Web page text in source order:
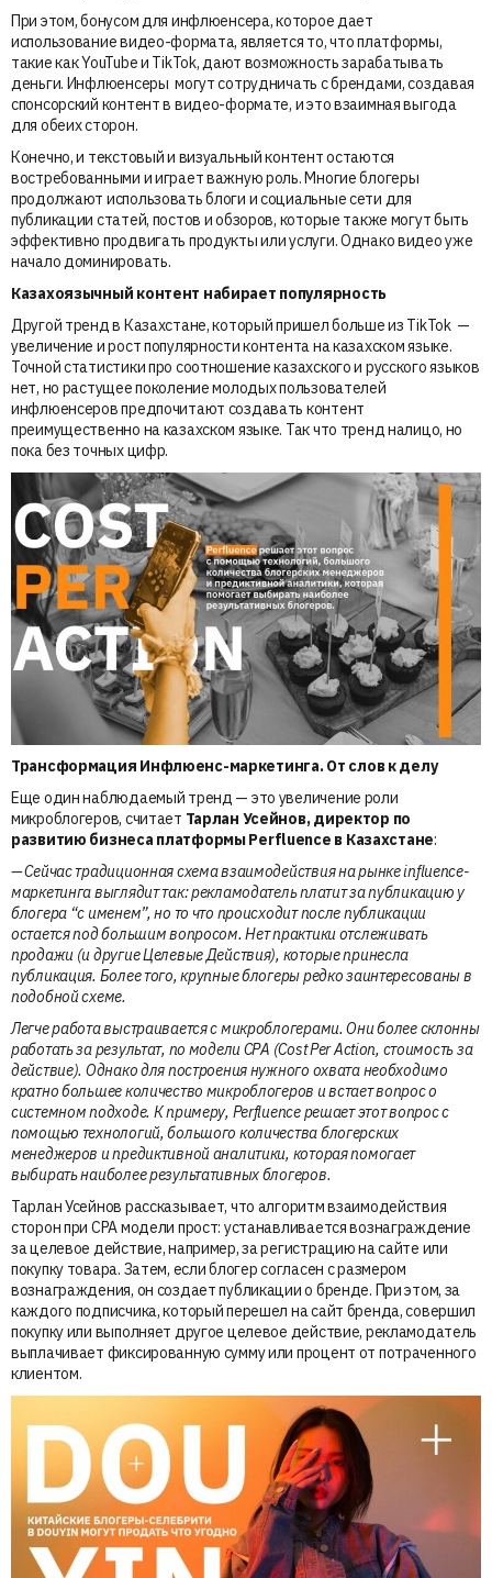
При этом, бонусом для инфлюенсера, которое дает
использование видео-формата, является то, что платформы,
такие как YouTube и TikTok, дают возможность зарабатывать
деньги. Инфлюенсеры могут сотрудничать с брендами, создавая
спонсорский контент в видео-формате, и это взаимная выгода
для обеих сторон.
Конечно, и текстовый и визуальный контент остаются
востребованными и играет важную роль. Многие блогеры
продолжают использовать блоги и социальные сети для
публикации статей, постов и обзоров, которые также могут быть
эффективно продвигать продукты или услуги. Однако видео уже
начало доминировать.
Казахоязычный контент набирает популярность
Другой тренд в Казахстане, который пришел больше из TikTok —
увеличение и рост популярности контента на казахском языке.
Точной статистики про соотношение казахского и русского языков
нет, но растущее поколение молодых пользователей
инфлюенсеров предпочитают создавать контент
преимущественно на казахском языке. Так что тренд налицо, но
пока без точных цифр.
Трансформация Инфлюенс-маркетинга. От слов к делу
Еще один наблюдаемый тренд — это увеличение роли
микроблогеров, считает Тарлан Усейнов, директор по
развитию бизнеса платформы Perfluence в Казахстане:
— Сейчас традиционная схема взаимодействия на рынке influence-
маркетинга выглядит так: рекламодатель платит за публикацию у
блогера “с именем”, но то что происходит после публикации
остается под большим вопросом. Нет практики отслеживать
продажи (и другие Целевые Действия), которые принесла
публикация. Более того, крупные блогеры редко заинтересованы в
подобной схеме.
Легче работа выстраивается с микроблогерами. Они более склонны
работать за результат, по модели CPA (Cost Per Action, стоимость за
действие). Однако для построения нужного охвата необходимо
кратно большее количество микроблогеров и встает вопрос о
системном подходе. К примеру, Perfluence решает этот вопрос с
помощью технологий, большого количества блогерских
менеджеров и предиктивной аналитики, которая помогает
выбирать наиболее результативных блогеров.
Тарлан Усейнов рассказывает, что алгоритм взаимодействия
сторон при CPA модели прост: устанавливается вознаграждение
за целевое действие, например, за регистрацию на сайте или
покупку товара. Затем, если блогер согласен с размером
вознаграждения, он создает публикации о бренде. При этом, за
каждого подписчика, который перешел на сайт бренда, совершил
покупку или выполняет другое целевое действие, рекламодатель
выплачивает фиксированную сумму или процент от потраченного
клиентом.